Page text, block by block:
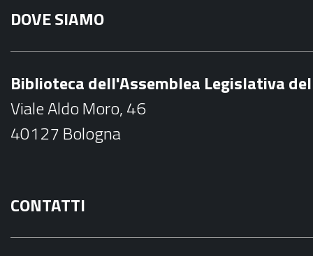
c
e
k
DOVE SIAMO
Biblioteca dell'Assemblea Legislativa
Viale Aldo Moro, 46
40127 Bologna
CONTATTI